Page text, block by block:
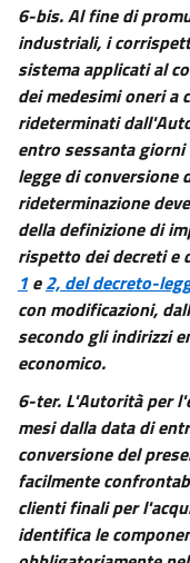
6-bis.Al fine di
industriali, i
sistema applicati al
dei medesimi oneri a
rideterminati
entro sessanta
legge di conversione
rideterminazione
della definizione di
rispetto dei decreti e
1e2, del decreto-
con modificazioni,
secondo gli indirizzi
economico.
6-ter. L'Autorità per
mesi dalla data di
conversione del
facilmente
clienti finali per
identifica le